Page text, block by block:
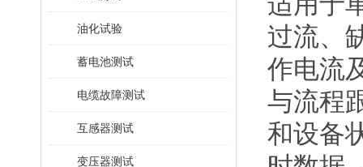
油化试验
蓄电池测试
电缆故障测试
互感器测试
变压器测试
过流、
作电流
与流程
和设备